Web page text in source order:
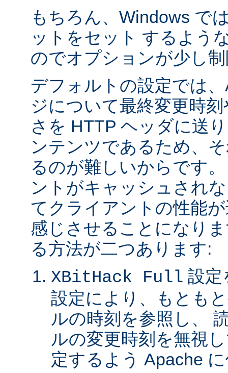
もちろん、Windows で
ットをセット するよう
のでオプションが少し
デフォルトの設定では
ジについて最終変更時
さを HTTP ヘッダに送
ンテンツであるため、
るのが難しいからです
ントがキャッシュされ
てクライアントの性能
感じさせることになり
る方法が二つあります:
XBitHack Full 設定
設定により、もとも
ルの時刻を参照し、
ルの変更時刻を無視
定するよう Apache